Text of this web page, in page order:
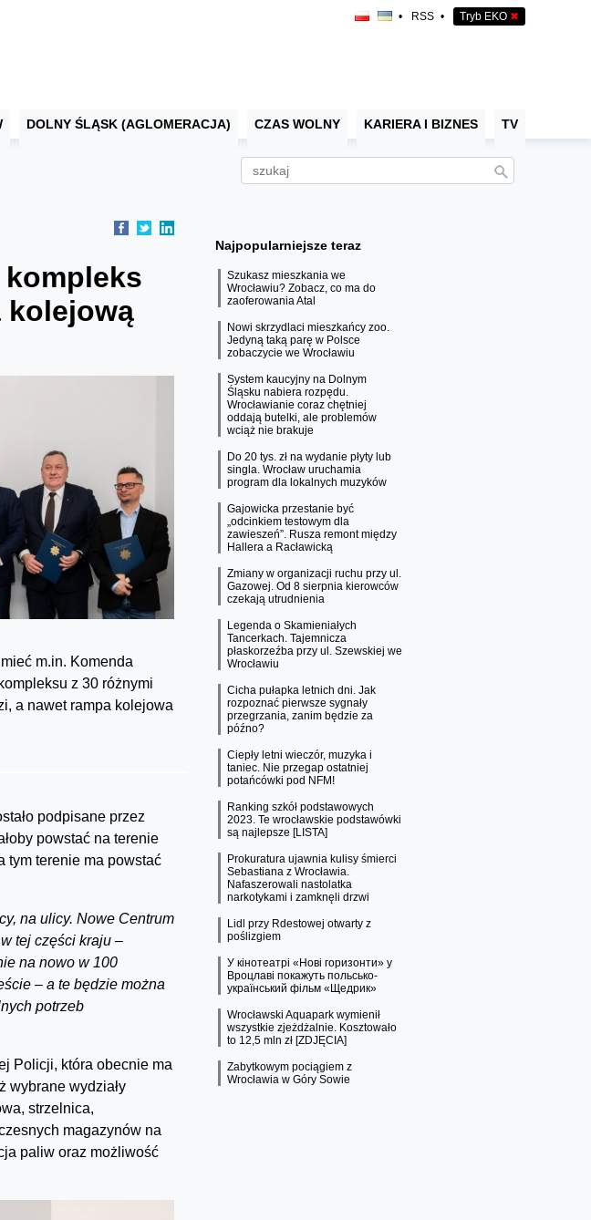
• RSS • Tryb EKO ✖
DOLNY ŚLĄSK (AGLOMERACJA) CZAS WOLNY KARIERA I BIZNES TV
kompleks
kolejową
m.in. Komenda
z 30 różnymi
a nawet rampa kolejowa
podpisane przez
powstać na terenie
tym terenie ma powstać
na ulicy. Nowe Centrum
tej części kraju –
na nowo w 100
– a te będzie można
potrzeb
Policji, która obecnie ma
wybrane wydziały
strzelnica,
magazynów na
paliw oraz możliwość
Najpopularniejsze teraz
Szukasz mieszkania we
Wrocławiu? Zobacz, co ma do
zaoferowania Atal
Nowi skrzydlaci mieszkańcy zoo.
Jedyną taką parę w Polsce
zobaczycie we Wrocławiu
System kaucyjny na Dolnym
Śląsku nabiera rozpędu.
Wrocławianie coraz chętniej
oddają butelki, ale problemów
wciąż nie brakuje
Do 20 tys. zł na wydanie płyty lub
singla. Wrocław uruchamia
program dla lokalnych muzyków
Gajowicka przestanie być
„odcinkiem testowym dla
zawieszeń”. Rusza remont między
Hallera a Racławicką
Zmiany w organizacji ruchu przy ul.
Gazowej. Od 8 sierpnia kierowców
czekają utrudnienia
Legenda o Skamieniałych
Tancerkach. Tajemnicza
płaskorzeźba przy ul. Szewskiej we
Wrocławiu
Cicha pułapka letnich dni. Jak
rozpoznać pierwsze sygnały
przegrzania, zanim będzie za
późno?
Ciepły letni wieczór, muzyka i
taniec. Nie przegap ostatniej
potańcówki pod NFM!
Ranking szkół podstawowych
2023. Te wrocławskie podstawówki
są najlepsze [LISTA]
Prokuratura ujawnia kulisy śmierci
Sebastiana z Wrocławia.
Nafaszerowali nastolatka
narkotykami i zamknęli drzwi
Lidl przy Rdestowej otwarty z
poślizgiem
У кінотеатрі «Нові горизонти» у
Вроцлаві покажуть польсько-
український фільм «Щедрик»
Wrocławski Aquapark wymienił
wszystkie zjeżdżalnie. Kosztowało
to 12,5 mln zł [ZDJĘCIA]
Zabytkowym pociągiem z
Wrocławia w Góry Sowie